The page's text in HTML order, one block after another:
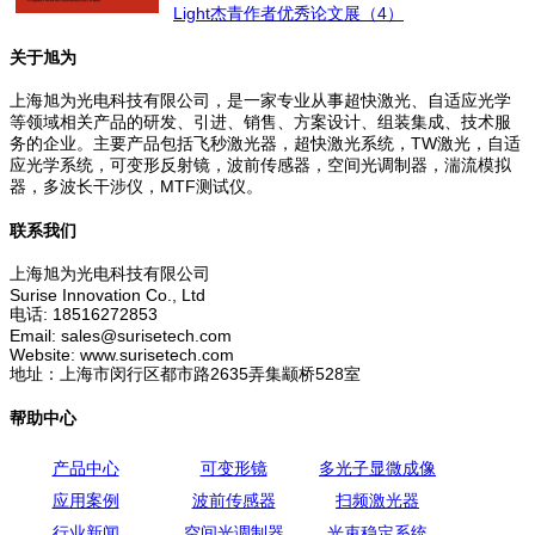
Light杰青作者优秀论文展（4）
关于旭为
上海旭为光电科技有限公司，是一家专业从事超快激光、自适应光学
等领域相关产品的研发、引进、销售、方案设计、组装集成、技术服
务的企业。主要产品包括飞秒激光器，超快激光系统，TW激光，自适
应光学系统，可变形反射镜，波前传感器，空间光调制器，湍流模拟
器，多波长干涉仪，MTF测试仪。
联系我们
上海旭为光电科技有限公司
Surise Innovation Co., Ltd
电话: 18516272853
Email: sales@surisetech.com
Website: www.surisetech.com
地址：上海市闵行区都市路2635弄集颛桥528室
帮助中心
产品中心 可变形镜
多光子显微成像
应用案例
波前传感器
扫频激光器